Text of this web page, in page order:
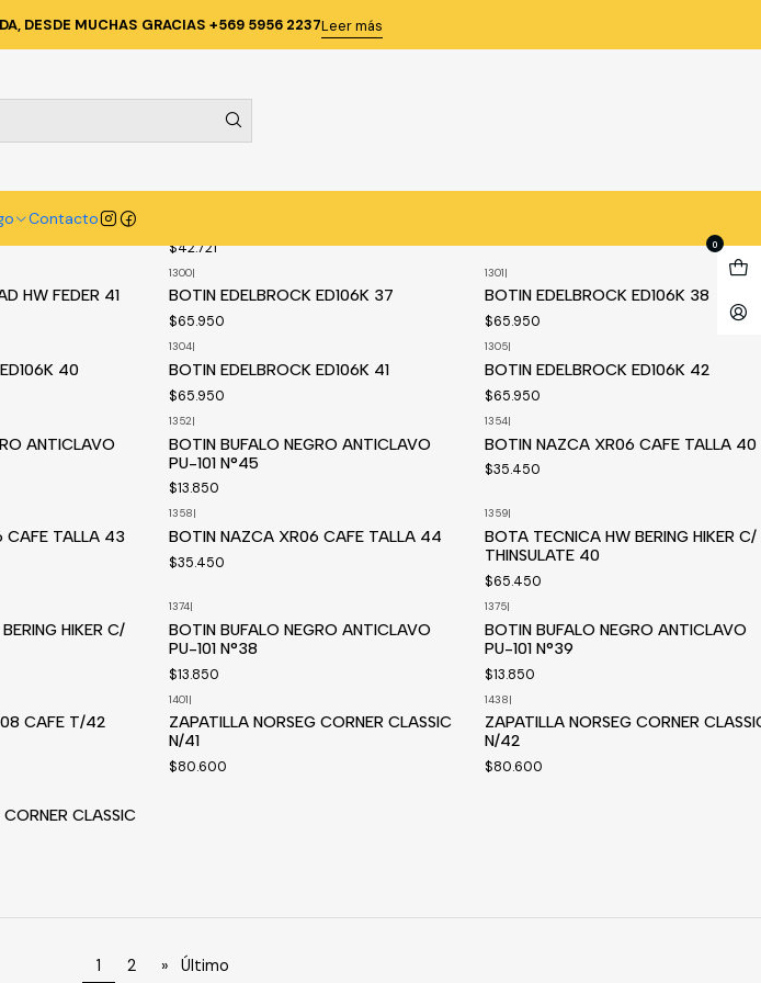
Contacto
0
DESDE MUCHAS GRACIAS +569 5956 2237Leer más
ZAPATO DE SEGURIDAD
SEGURIDAD
$42.721
Disponible a pedido
HW FEDER 41
1300|
BOTIN EDELBROCK ED106K 37
$65.950
1301|
BOTIN EDELBROCK ED106K 38
$65.950
40
1304|
BOTIN EDELBROCK ED106K 41
$65.950
1305|
BOTIN EDELBROCK ED106K 42
$65.950
ANTICLAVO
1352|
BOTIN BUFALO NEGRO ANTICLAVO
PU-101 N°45
$13.850
1354|
BOTIN NAZCA XR06 CAFE TALLA 40
$35.450
CAFE TALLA 43
1358|
BOTIN NAZCA XR06 CAFE TALLA 44
$35.450
1359|
BOTA TECNICA HW BERING HIKER C/
THINSULATE 40
$65.450
HIKER C/
1374|
BOTIN BUFALO NEGRO ANTICLAVO
PU-101 N°38
$13.850
1375|
BOTIN BUFALO NEGRO ANTICLAVO
PU-101 N°39
$13.850
CAFE T/42
1401|
ZAPATILLA NORSEG CORNER CLASSIC
N/41
$80.600
1438|
ZAPATILLA NORSEG CORNER
N/42
$80.600
CLASSIC
1 2 » Último